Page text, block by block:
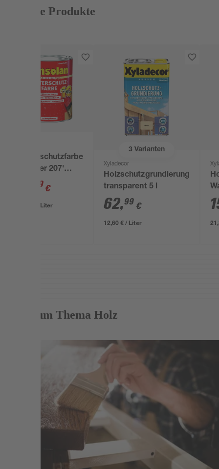
Passende Produkte
Wetterschutzfarbe
'Schiefer 207'
schieferfarben 750
99 €
19,99 € / Liter
3Varianten
Xyladecor
Holzschutzgrundierung
transparent 5 l
62,99 €
12,60 € / Liter
Mehr zum Thema Holz